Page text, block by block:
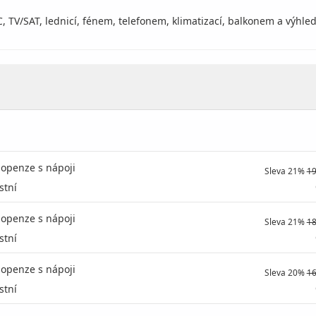
TV/SAT, lednicí, fénem, telefonem, klimatizací, balkonem a
s nápoji
Sleva 21%
s nápoji
Sleva 21%
s nápoji
Sleva 20%